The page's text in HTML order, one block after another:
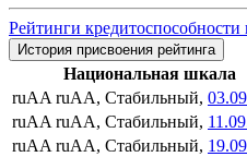
Рейтинги
История присвоения рейтинга
Национальная шкала
ruAA ruAA, Стабильный,
ruAA ruAA, Стабильный,
ruAA ruAA, Стабильный,